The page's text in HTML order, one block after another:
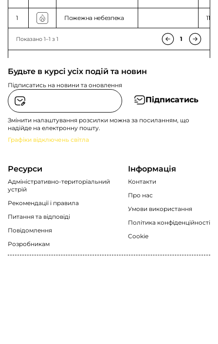
1 Пожежна небезпека
Показано 1–1 з 1 1
Будьте в курсі усіх подій та новин
Підписатись на новини та оновлення
Підписатись
Змінити налаштування розсилки можна за посиланням, що
надійде на електронну пошту.
Графіки відключень світла
Ресурси
Адміністративно-територіальний
устрій
Рекомендації i правила
Питання та відповіді
Повідомлення
Розробникам
Інформація
Контакти
Про нас
Умови використання
Політика конфіденційності
Cookie